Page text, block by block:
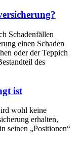
Schadenfällen
einen Schaden
oder der Teppich
des
ist
wohl keine
erhalten,
seinen „Positionen“